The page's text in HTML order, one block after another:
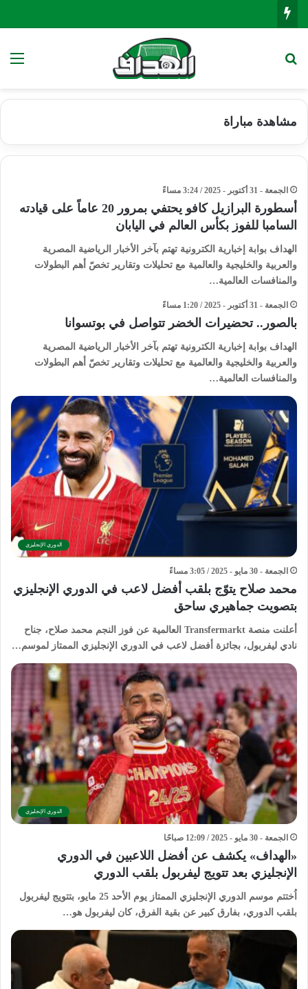
مشاهدة مباراة
الجمعة - 31 أكتوبر - 2025 / 3:24 مساءً
أسطورة البرازيل كافو يحتفي بمرور 20 عاماً على قيادته
السامبا للفوز بكأس العالم في اليابان
الهداف بوابة إخبارية الكترونية تهتم بآخر الأخبار الرياضية المصرية
والعربية والخليجية والعالمية مع تحليلات وتقارير تخصّ أهم البطولات
والمنافسات العالمية…
الجمعة - 31 أكتوبر - 2025 / 1:20 مساءً
بالصور.. تحضيرات الخضر تتواصل في بوتسوانا
الهداف بوابة إخبارية الكترونية تهتم بآخر الأخبار الرياضية المصرية
والعربية والخليجية والعالمية مع تحليلات وتقارير تخصّ أهم البطولات
والمنافسات العالمية…
الدوري الإنجليزي
الجمعة - 30 مايو - 2025 / 3:05 مساءً
محمد صلاح يتوّج بلقب أفضل لاعب في الدوري الإنجليزي
بتصويت جماهيري ساحق
أعلنت منصة Transfermarkt العالمية عن فوز النجم محمد صلاح، جناح
نادي ليفربول، بجائزة أفضل لاعب في الدوري الإنجليزي الممتاز لموسم…
الدوري الإنجليزي
الجمعة - 30 مايو - 2025 / 12:09 صباحًا
«الهداف» يكشف عن أفضل اللاعبين في الدوري
الإنجليزي بعد تتويج ليفربول بلقب الدوري
اُختتم موسم الدوري الإنجليزي الممتاز يوم الأحد 25 مايو، بتتويج ليفربول
بلقب الدوري، بفارق كبير عن بقية الفرق، كان ليفربول هو…